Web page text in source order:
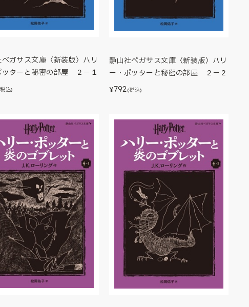
ガサス文庫〈新装版〉ハリ
ッターと秘密の部屋 ２－１
込)
静山社ペガサス文庫〈新装版〉ハリ
ー・ポッターと秘密の部屋 ２－２
¥792(税込)